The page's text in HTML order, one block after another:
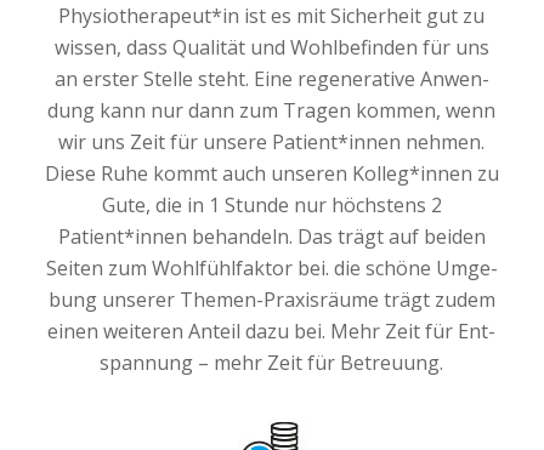
Physiotherapeut*in ist es mit Sicher­heit gut zu
wis­sen, dass Qua­li­tät und Wohl­be­fin­den für uns
an ers­ter Stel­le steht. Eine rege­ne­ra­ti­ve Anwen­
dung kann nur dann zum Tra­gen kom­men, wenn
wir uns Zeit für unse­re Patient*innen neh­men.
Diese Ruhe kommt auch unse­ren Kolleg*innen zu
Gute, die in 1 Stun­de nur höchs­tens 2
Patient*innen behan­deln. Das trägt auf bei­den
Sei­ten zum Wohl­fühl­fak­tor bei. die schö­ne Umge­
bung unse­rer The­men-Pra­xis­räu­me trägt zudem
einen wei­te­ren Anteil dazu bei. Mehr Zeit für Ent­
span­nung – mehr Zeit für Betreuung.